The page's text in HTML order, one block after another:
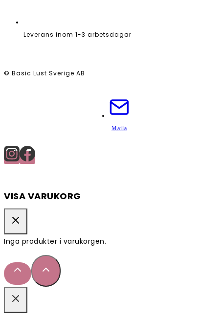
Leverans inom 1-3 arbetsdagar
© Basic Lust Sverige AB
Maila
VISA VARUKORG
Inga produkter i varukorgen.